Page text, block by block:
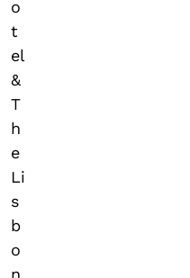
o
t
el
&
T
h
e
Li
s
b
o
n